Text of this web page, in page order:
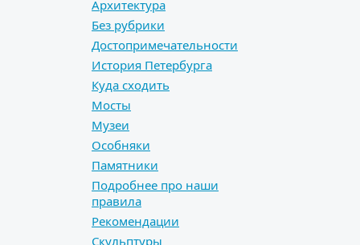
Архитектура
Без рубрики
Достопримечательности
История Петербурга
Куда сходить
Мосты
Музеи
Особняки
Памятники
Подробнее про наши
правила
Рекомендации
Скульптуры